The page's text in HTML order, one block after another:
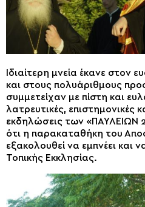
Ιδιαίτερη μνεία έκανε στον
και στους πολυάριθμους
συμμετείχαν με πίστη και
λατρευτικές, επιστημονικές
εκδηλώσεις των «ΠΑΥΛΕΙΩΝ
ότι η παρακαταθήκη του
εξακολουθεί να εμπνέει και
Τοπικής Εκκλησίας.